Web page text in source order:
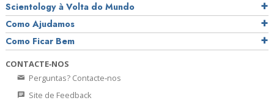
Scientology à Volta do Mundo
Como Ajudamos
Como Ficar Bem
CONTACTE‑NOS
Perguntas? Contacte‑nos
Site de Feedback